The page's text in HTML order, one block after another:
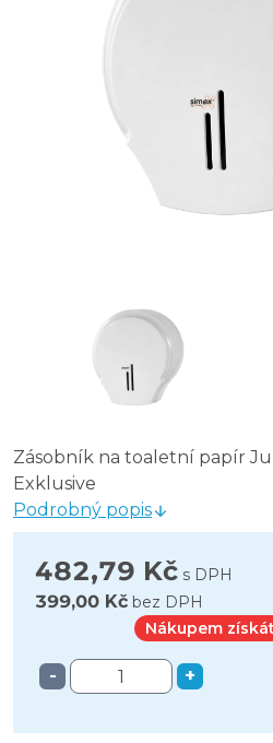
Zásobník na toaletní papír
Exklusive
Podrobný popis
482,79 Kč s DPH
399,00 Kč bez DPH
Nákupem
- +